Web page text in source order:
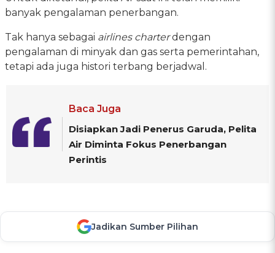
banyak pengalaman penerbangan.
Tak hanya sebagai airlines charterdengan
pengalaman di minyak dan gas serta pemerintahan,
tetapi ada juga histori terbang berjadwal.
Baca Juga
Disiapkan Jadi Penerus Garuda, Pelita
Air Diminta Fokus Penerbangan
Perintis
Jadikan Sumber Pilihan